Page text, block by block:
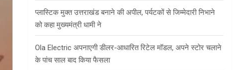
प्लास्टिक मुक्त उत्तराखंड बनाने की अपील, पर्यटकों से जिम्मेदारी निभाने
को कहा मुख्यमंत्री धामी ने
Ola Electric अपनाएगी डीलर-आधारित रिटेल मॉडल, अपने स्टोर चलाने
के पांच साल बाद किया फैसला